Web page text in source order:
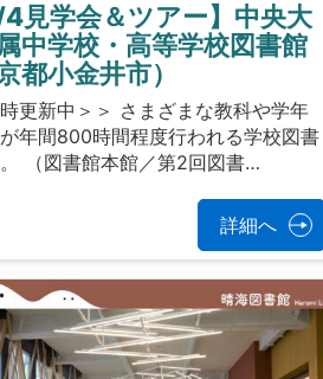
4見学会＆ツアー】中央大
中学校・高等学校図書館
都小金井市）
更新中＞＞ さまざまな教科や学年
年間800時間程度行われる学校図書
（図書館本館／第2回図書…
詳細へ